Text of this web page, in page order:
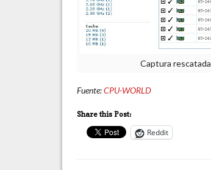
Captura
Fuente:CPU-WORLD
Share this Post:
Reddit